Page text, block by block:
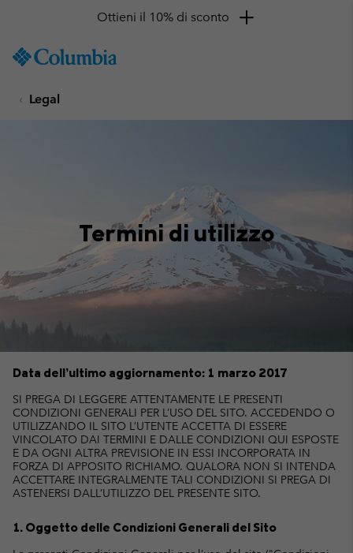
TO
SKIP
Ottieni il 10% di sconto
Legal
Termini di utilizzo
Data dell’ultimo aggiornamento: 1 marzo 2017
SI PREGA DI LEGGERE ATTENTAMENTE LE PRESENTI
CONDIZIONI GENERALI PER L’USO DEL SITO. ACCEDENDO O
UTILIZZANDO IL SITO L’UTENTE ACCETTA DI ESSERE
VINCOLATO DAI TERMINI E DALLE CONDIZIONI QUI ESPOSTE
E DA OGNI ALTRA PREVISIONE IN ESSI INCORPORATA IN
FORZA DI APPOSITO RICHIAMO. QUALORA NON SI INTENDA
ACCETTARE INTEGRALMENTE TALI CONDIZIONI SI PREGA DI
ASTENERSI DALL’UTILIZZO DEL PRESENTE SITO.
1. Oggetto delle Condizioni Generali del Sito